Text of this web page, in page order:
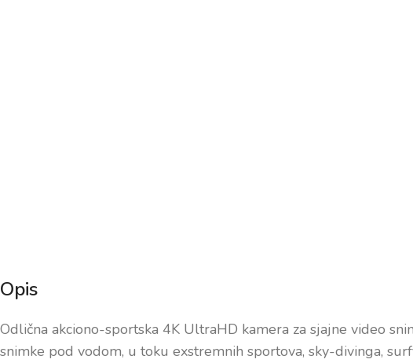
Opis
Odlična akciono-sportska 4K UltraHD kamera za sjajne video
snimke pod vodom, u toku exstremnih sportova, sky-divinga,